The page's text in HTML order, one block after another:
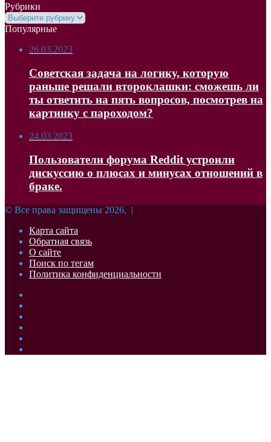
Рубрики
Рубрики
Популярные
26.03.2023
Советская задача на логику, которую
раньше решали второклашки: сможешь ли
ты ответить на пять вопросов, посмотрев на
картинку с пароходом?
24.03.2023
Пользователи форума Reddit устроили
дискуссию о плюсах и минусах отношений в
браке.
© Все права защищены 2026, |
Карта сайта
Обратная связь
О сайте
Поиск по тегам
Политика конфиденциальности